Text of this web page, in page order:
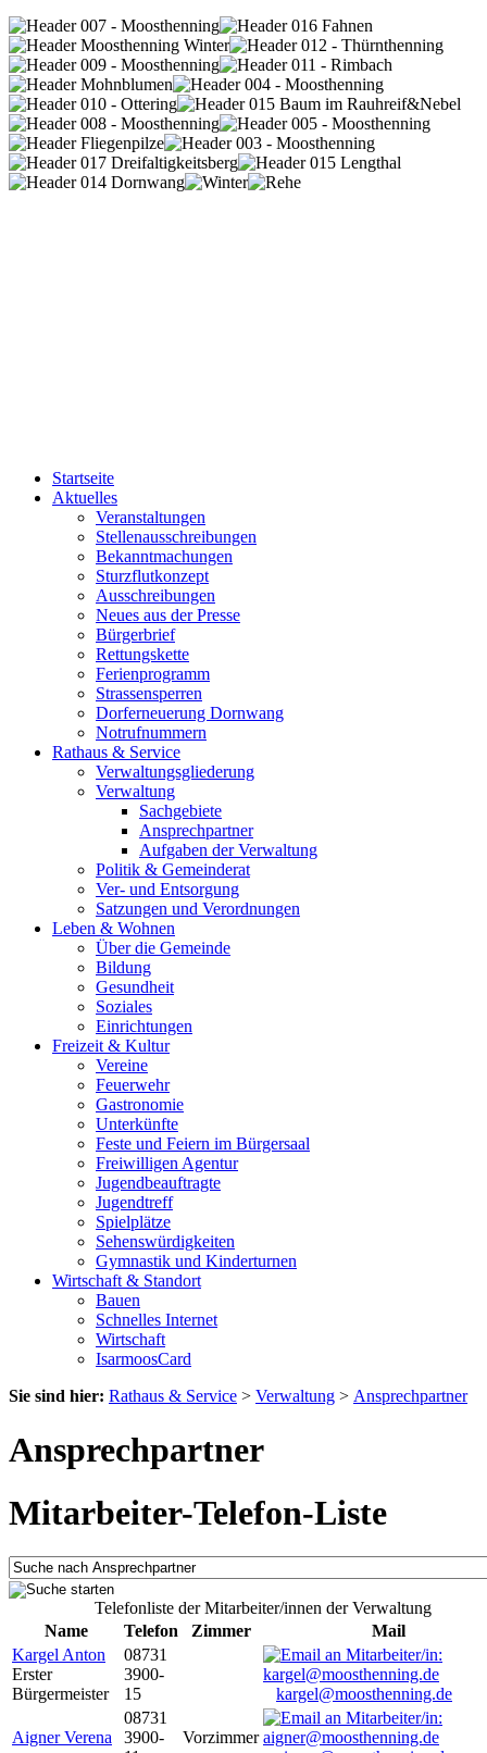
Startseite
Aktuelles
Veranstaltungen
Stellenausschreibungen
Bekanntmachungen
Sturzflutkonzept
Ausschreibungen
Neues aus der Presse
Bürgerbrief
Rettungskette
Ferienprogramm
Strassensperren
Dorferneuerung Dornwang
Notrufnummern
Rathaus & Service
Verwaltungsgliederung
Verwaltung
Sachgebiete
Ansprechpartner
Aufgaben der Verwaltung
Politik & Gemeinderat
Ver- und Entsorgung
Satzungen und Verordnungen
Leben & Wohnen
Über die Gemeinde
Bildung
Gesundheit
Soziales
Einrichtungen
Freizeit & Kultur
Vereine
Feuerwehr
Gastronomie
Unterkünfte
Feste und Feiern im Bürgersaal
Freiwilligen Agentur
Jugendbeauftragte
Jugendtreff
Spielplätze
Sehenswürdigkeiten
Gymnastik und Kinderturnen
Wirtschaft & Standort
Bauen
Schnelles Internet
Wirtschaft
IsarmoosCard
Sie sind hier: Rathaus & Service > Verwaltung > Ansprechpartner
Ansprechpartner
Mitarbeiter-Telefon-Liste
Telefonliste der Mitarbeiter/innen der Verwaltung
Name
Telefon Zimmer
Mail
Kargel Anton
Erster
Bürgermeister
08731
3900-
15
kargel@moosthenning.de
Aigner Verena
08731
3900-
Vorzimmer